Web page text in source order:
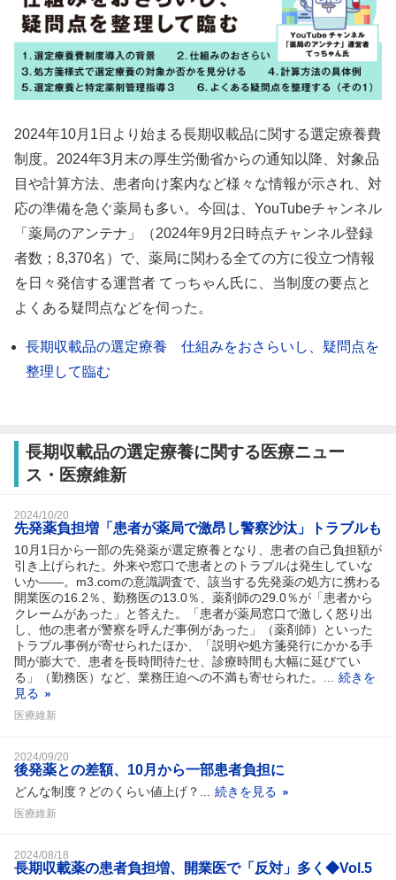
2024年10月1日より始まる長期収載品に関する選定療養費
制度。2024年3月末の厚生労働省からの通知以降、対象品
目や計算方法、患者向け案内など様々な情報が示され、対
応の準備を急ぐ薬局も多い。今回は、YouTubeチャンネル
「薬局のアンテナ」（2024年9月2日時点チャンネル登録
者数；8,370名）で、薬局に関わる全ての方に役立つ情報
を日々発信する運営者 てっちゃん氏に、当制度の要点と
よくある疑問点などを伺った。
長期収載品の選定療養 仕組みをおさらいし、疑問点を
整理して臨む
長期収載品の選定療養に関する医療ニュー
ス・医療維新
2024/10/20
先発薬負担増「患者が薬局で激昂し警察沙汰」トラブルも
10月1日から一部の先発薬が選定療養となり、患者の自己負担額が
引き上げられた。外来や窓口で患者とのトラブルは発生していな
いか――。m3.comの意識調査で、該当する先発薬の処方に携わる
開業医の16.2％、勤務医の13.0％、薬剤師の29.0％が「患者から
クレームがあった」と答えた。「患者が薬局窓口で激しく怒り出
し、他の患者が警察を呼んだ事例があった」（薬剤師）といった
トラブル事例が寄せられたほか、「説明や処方箋発行にかかる手
間が膨大で、患者を長時間待たせ、診療時間も大幅に延びてい
る」（勤務医）など、業務圧迫への不満も寄せられた。... 続きを
見る
医療維新
2024/09/20
後発薬との差額、10月から一部患者負担に
どんな制度？どのくらい値上げ？... 続きを見る
医療維新
2024/08/18
長期収載薬の患者負担増、開業医で「反対」多く◆Vol.5